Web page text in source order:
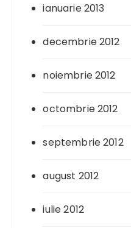
ianuarie 2013
decembrie 2012
noiembrie 2012
octombrie 2012
septembrie 2012
august 2012
iulie 2012